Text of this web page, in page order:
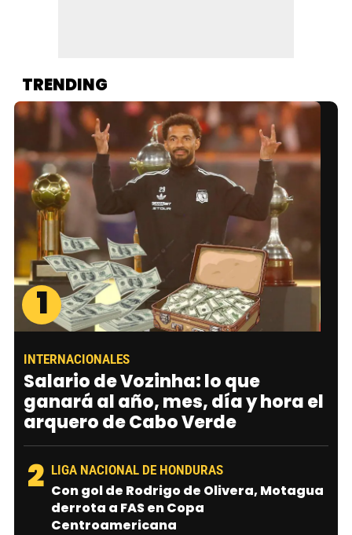
TRENDING
1
INTERNACIONALES
Salario de Vozinha: lo que
ganará al año, mes, día y hora el
arquero de Cabo Verde
2 LIGA NACIONAL DE HONDURAS
Con gol de Rodrigo de Olivera, Motagua
derrota a FAS en Copa
Centroamericana